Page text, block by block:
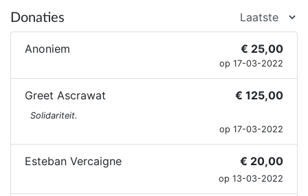
Donaties
Anoniem € 25,00
op 17-03-2022
Greet Ascrawat € 125,00
Solidariteit.
op 17-03-2022
Esteban Vercaigne € 20,00
op 13-03-2022